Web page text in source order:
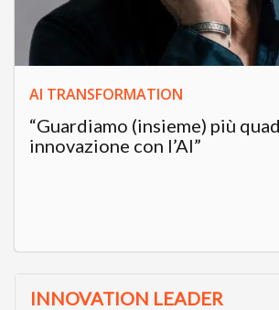
AI TRANSFORMATION
“Guardiamo (insieme) più
innovazione con l’AI”
INNOVATION LEADER